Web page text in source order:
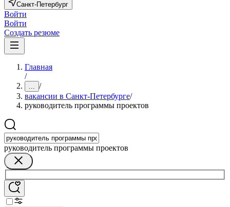
Санкт-Петербург
Войти
Войти
Создать резюме
Главная
/
... /
вакансии в Санкт-Петербурге/
руководитель программы проектов
руководитель программы проектов